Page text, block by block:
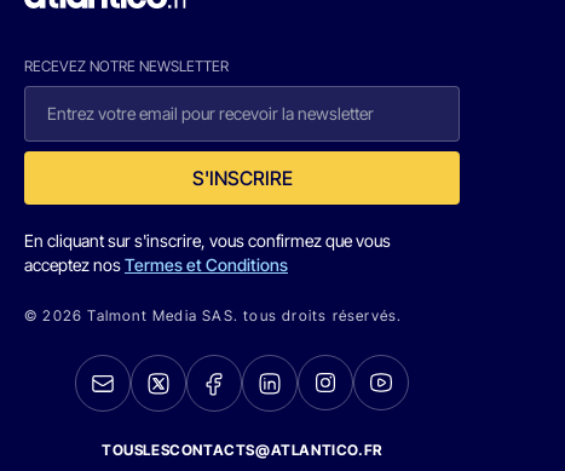
RECEVEZ NOTRE NEWSLETTER
S'INSCRIRE
En cliquant sur s'inscrire, vous confirmez que vous
acceptez nosTermes et Conditions
© 2026 Talmont Media SAS. tous droits réservés.
TOUSLESCONTACTS@ATLANTICO.FR